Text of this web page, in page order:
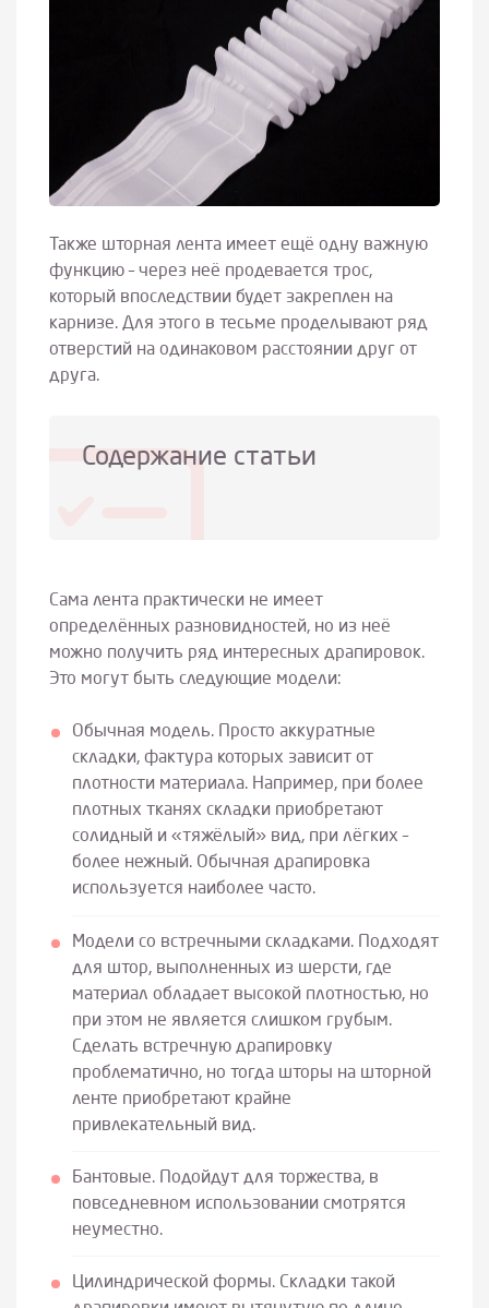
Также шторная лента имеет ещё одну важную
функцию – через неё продевается трос,
который впоследствии будет закреплен на
карнизе. Для этого в тесьме проделывают ряд
отверстий на одинаковом расстоянии друг от
друга.
Содержание статьи
Сама лента практически не имеет
определённых разновидностей, но из неё
можно получить ряд интересных драпировок.
Это могут быть следующие модели:
Обычная модель. Просто аккуратные
складки, фактура которых зависит от
плотности материала. Например, при более
плотных тканях складки приобретают
солидный и «тяжёлый» вид, при лёгких –
более нежный. Обычная драпировка
используется наиболее часто.
Модели со встречными складками. Подходят
для штор, выполненных из шерсти, где
материал обладает высокой плотностью, но
при этом не является слишком грубым.
Сделать встречную драпировку
проблематично, но тогда шторы на шторной
ленте приобретают крайне
привлекательный вид.
Бантовые. Подойдут для торжества, в
повседневном использовании смотрятся
неуместно.
Цилиндрической формы. Складки такой